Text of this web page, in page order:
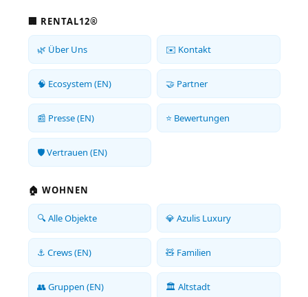
🏢 RENTAL12®
🌿 Über Uns ✉️ Kontakt
🧠 Ecosystem (EN) 🤝 Partner
📰 Presse (EN) ⭐ Bewertungen
🛡️ Vertrauen (EN)
🏠 WOHNEN
🔍 Alle Objekte 💎 Azulis Luxury
⚓ Crews (EN) 🧸 Familien
👥 Gruppen (EN) 🏛️ Altstadt